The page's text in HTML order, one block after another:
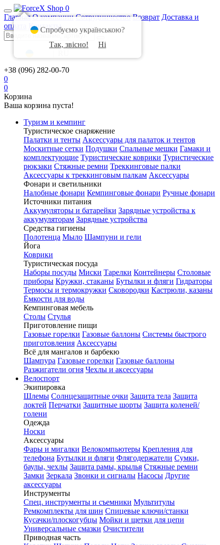
0
Главная О компании Сотрудничество Возврат Доставка и
оплата
Контакты
+38 (096) 282-00-70
0
0
Корзина
Ваша корзина пуста!
Туризм и кемпинг
Туристическое снаряжение
Палатки и тенты Аксессуары для палаток и тентов
Москитные сетки Подушки Спальные мешки Гамаки и
комплектующие Туристические коврики Туристические
рюкзаки Стяжные ремни Треккинговые палки
Аксессуары к треккинговым палкам Аксессуары
Фонари и светильники
Налобные фонари Кемпинговые фонари Ручные фонари
Источники питания
Аккумуляторы и батарейки Зарядные устройства к
аккумуляторам Зарядные устройства
Средства гигиены
Полотенца Мыло Шампуни и гели
Йога
Коврики
Туристическая посуда
Наборы посуды Миски Тарелки Контейнеры Столовые
приборы Кружки, стаканы Бутылки и фляги Гидраторы
Термосы и термокружки Сковородки Кастрюли, казаны
Ёмкости для воды
Кемпинговая мебель
Столы Стулья
Приготовление пищи
Газовые горелки Газовые баллоны Системы быстрого
приготовления Аксессуары
Всё для мангалов и барбекю
Шампура Газовые горелки Газовые баллоны
Разжигатели огня Чехлы и аксессуары
Велоспорт
Экипировка
Шлемы Солнцезащитные очки Защита тела Защита
локтей Перчатки Защитные шорты Защита коленей/
голени
Одежда
Носки
Аксессуары
Фары и мигалки Велокомпьютеры Крепления для
телефона Бутылки и фляги Флягодержатели Сумки,
баулы, чехлы Защита рамы, крылья Стяжные ремни
Замки Зеркала Звонки и сигналы Насосы Другие
аксессуары
Инструменты
Спец. инструменты и съемники Мультитулы
Ремкомплекты для шин Спицевые ключи/станки
Кусачки/плоскогубцы Мойки и щетки для цепи
Универсальные смазки Очистители
Приводная часть
Спробуємо українською?
Так, звісно!
Ні